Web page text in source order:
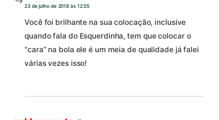
23 de julho de 2018 às 12:55
Você foi brilhante na sua colocação, inclusive
quando fala do Esquerdinha, tem que colocar o
“cara” na bola ele é um meia de qualidade já falei
várias vezes isso!